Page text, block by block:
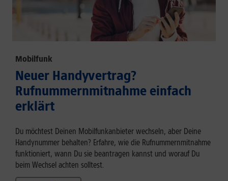
Mobilfunk
Neuer Handyvertrag?
Rufnummernmitnahme einfach
erklärt
Du möchtest Deinen Mobilfunkanbieter wechseln, aber Deine
Handynummer behalten? Erfahre, wie die Rufnummernmitnahme
funktioniert, wann Du sie beantragen kannst und worauf Du
beim Wechsel achten solltest.